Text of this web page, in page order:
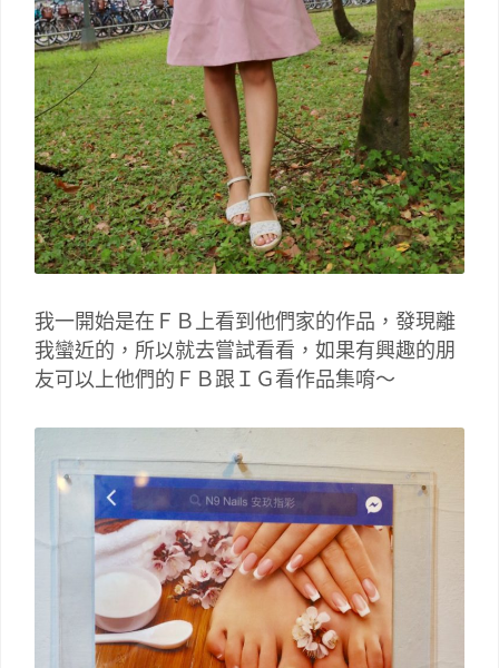
我一開始是在ＦＢ上看到他們家的作品，發現離
我蠻近的，所以就去嘗試看看，如果有興趣的朋
友可以上他們的ＦＢ跟ＩＧ看作品集唷～